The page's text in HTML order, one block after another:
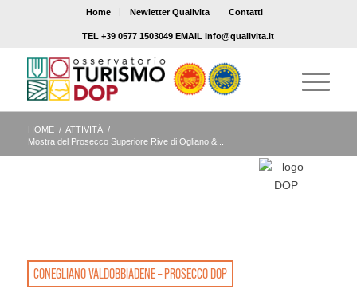
Home Newletter Qualivita Contatti
TEL +39 0577 1503049 EMAIL info@qualivita.it
HOME / ATTIVITÀ /
Mostra del Prosecco Superiore Rive di Ogliano &...
CONEGLIANO VALDOBBIADENE – PROSECCO DOP